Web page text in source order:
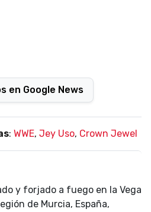
en Google News
: WWE, Jey Uso, Crown Jewel
y forjado a fuego en la Vega
de Murcia, España,